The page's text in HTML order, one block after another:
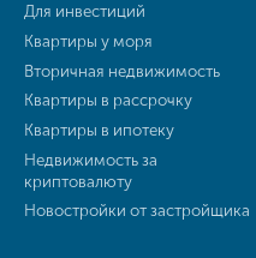
Для инвестиций
Квартиры у моря
Вторичная недвижимость
Квартиры в рассрочку
Квартиры в ипотеку
Недвижимость за
криптовалюту
Новостройки от застройщика